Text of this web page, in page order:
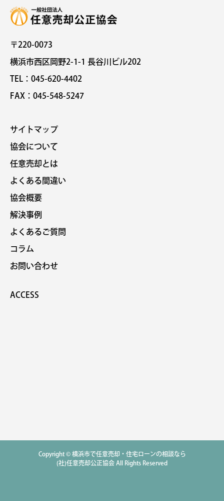
〒220-0073
横浜市西区岡野2-1-1 長谷川ビル202
TEL：045-620-4402
FAX：045-548-5247
サイトマップ
協会について
任意売却とは
よくある間違い
協会概要
解決事例
よくあるご質問
コラム
お問い合わせ
ACCESS
Copyright © 横浜市で任意売却・住宅ローンの相談なら
(社)任意売却公正協会 All Rights Reserved